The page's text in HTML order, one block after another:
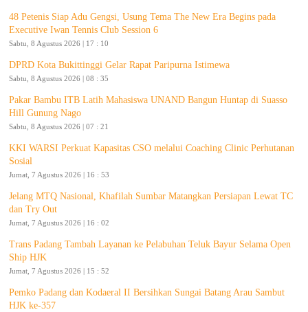
48 Petenis Siap Adu Gengsi, Usung Tema The New Era Begins pada
Executive Iwan Tennis Club Session 6
Sabtu, 8 Agustus 2026 | 17 : 10
DPRD Kota Bukittinggi Gelar Rapat Paripurna Istimewa
Sabtu, 8 Agustus 2026 | 08 : 35
Pakar Bambu ITB Latih Mahasiswa UNAND Bangun Huntap di Suasso
Hill Gunung Nago
Sabtu, 8 Agustus 2026 | 07 : 21
KKI WARSI Perkuat Kapasitas CSO melalui Coaching Clinic Perhutanan
Sosial
Jumat, 7 Agustus 2026 | 16 : 53
Jelang MTQ Nasional, Khafilah Sumbar Matangkan Persiapan Lewat TC
dan Try Out
Jumat, 7 Agustus 2026 | 16 : 02
Trans Padang Tambah Layanan ke Pelabuhan Teluk Bayur Selama Open
Ship HJK
Jumat, 7 Agustus 2026 | 15 : 52
Pemko Padang dan Kodaeral II Bersihkan Sungai Batang Arau Sambut
HJK ke-357